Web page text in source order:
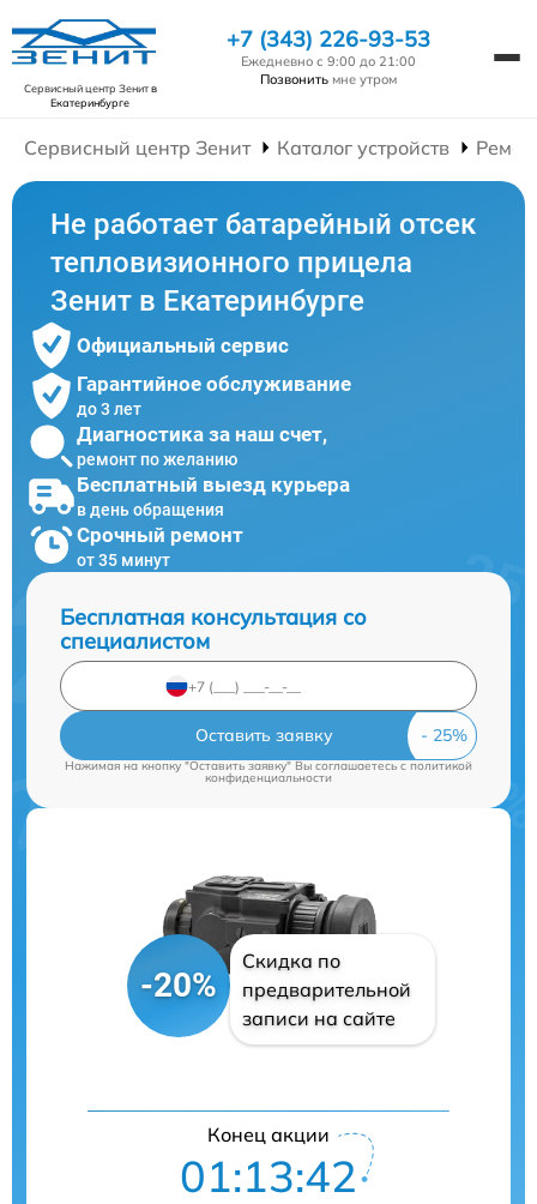
Сервисный центр Зенитв
Екатеринбурге
+7 (343) 226-93-53
Ежедневно с 9:00 до 21:00
Позвонить мне утром
Сервисный центр Зенит Каталог устройств
Не работает батарейный отсек
тепловизионного прицела
Зенит в Екатеринбурге
Официальный сервис
Гарантийное обслуживание
до 3 лет
Диагностика за наш счет,
ремонт по желанию
Бесплатный выезд курьера
в день обращения
Срочный ремонт
от 35 минут
Бесплатная консультация со
специалистом
Оставить заявку
Нажимая на кнопку "Оставить заявку" Вы соглашаетесь cполитикой
конфиденциальности
-20%
Скидка по
предварительной
записи на сайте
Конец акции
01:13:42